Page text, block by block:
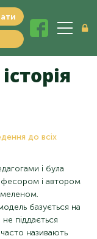
до всіх
і була
і автором
базується на
піддається
називають